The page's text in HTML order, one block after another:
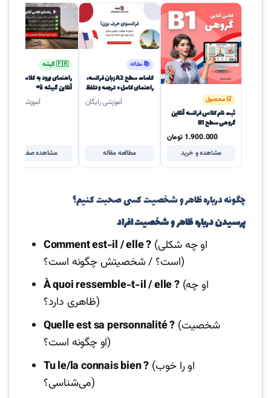
🛒 محصول
ثبت نام کلاس فرانسه آنلاین
گروهی سطح B1
1.900.000 تومان
مشاهده و خرید
📚 مقاله
کلمات سطح A2 زبان فرانسه،
راهنمای کامل + ترجمه و تلفظ
آموزشی رایگان
مطالعه مقاله
🇫🇷 گیشه
راهنمای ورود به کلاس‌های
آنلاین گیشه 📲
آموزشی رایگان
مشاهده صفحه
چگونه درباره ظاهر و شخصیت کسی صحبت کنیم؟
پرسیدن درباره ظاهر و شخصیت افراد
Comment est-il / elle ? (او چه شکلی
است؟ / شخصیتش چگونه است؟)
À quoi ressemble-t-il / elle ?(او چه
ظاهری دارد؟)
Quelle est sa personnalité ? (شخصیت
او چگونه است؟)
Tu le/la connais bien ? (او را خوب
می‌شناسی؟)